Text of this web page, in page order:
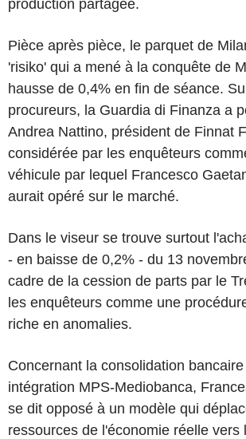
production partagée.
Pièce après pièce, le parquet de
'risiko' qui a mené à la conquête de
hausse de 0,4% en fin de séance.
procureurs, la Guardia di Finanza a
Andrea Nattino, président de Finnat
considérée par les enquêteurs
véhicule par lequel Francesco
aurait opéré sur le marché.
Dans le viseur se trouve surtout
- en baisse de 0,2% - du 13
cadre de la cession de parts par le
les enquêteurs comme une
riche en anomalies.
Concernant la consolidation
intégration MPS-Mediobanca,
se dit opposé à un modèle qui
ressources de l'économie réelle vers